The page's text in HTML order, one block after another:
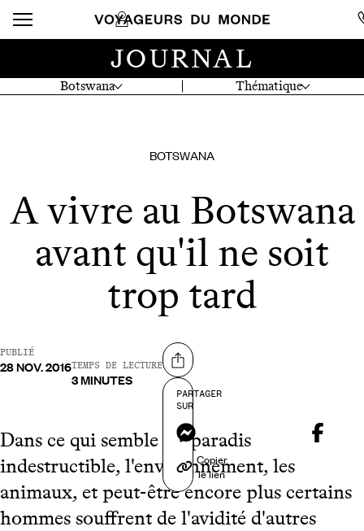
Botswana Thématique
JOURNAL
BOTSWANA
A vivre au Botswana
avant qu'il ne soit
trop tard
PUBLIÉ
28 NOV. 2016TEMPS DE LECTURE
3 MINUTES
Partager sur
PARTAGER
SUR
Messenger
Copier
le lien
Dans ce qui semble un paradis
indestructible, l'environnement, les
animaux, et peut-être encore plus certains
hommes souffrent de l'avidité d'autres